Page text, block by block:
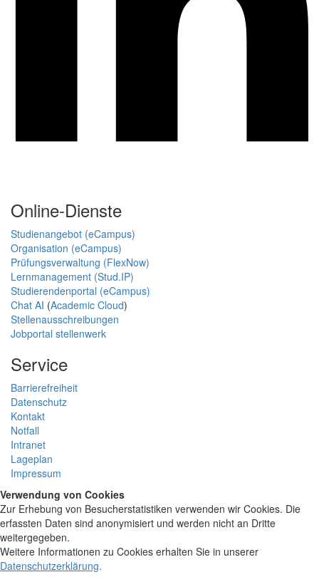
Online-Dienste
Studienangebot (eCampus)
Organisation (eCampus)
Prüfungsverwaltung (FlexNow)
Lernmanagement (Stud.IP)
Studierendenportal (eCampus)
Chat AI (Academic Cloud)
Stellenausschreibungen
Jobportal stellenwerk
Service
Barrierefreiheit
Datenschutz
Kontakt
Notfall
Intranet
Lageplan
Impressum
Verwendung von Cookies
Zur Erhebung von Besucherstatistiken verwenden wir Cookies. Die
erfassten Daten sind anonymisiert und werden nicht an Dritte
weitergegeben.
Weitere Informationen zu Cookies erhalten Sie in unserer
Datenschutzerklärung.